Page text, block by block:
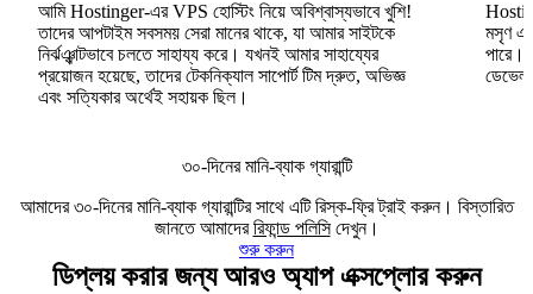
আমি Hostinger-এর VPS হোস্টিং নিয়ে অবিশ্বাস্যভাবে খুশি!
তাদের আপটাইম সবসময় সেরা মানের থাকে, যা আমার সাইটকে
নির্ঝঞ্ঝাটভাবে চলতে সাহায্য করে। যখনই আমার সাহায্যের
প্রয়োজন হয়েছে, তাদের টেকনিক্যাল সাপোর্ট টিম দ্রুত, অভিজ্ঞ
এবং সত্যিকার অর্থেই সহায়ক ছিল।
মসৃণ
৩০-দিনের মানি-ব্যাক গ্যারান্টি
আমাদের ৩০-দিনের মানি-ব্যাক গ্যারান্টির সাথে এটি রিস্ক-ফ্রি ট্রাই করুন। বিস্তারিত
জানতে আমাদেররিফান্ড পলিসিদেখুন।
শুরু করুন
ডিপ্লয় করার জন্য আরও অ্যাপ এক্সপ্লোর করুন